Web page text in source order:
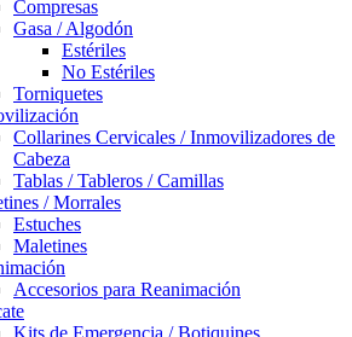
Compresas
Gasa / Algodón
Estériles
No Estériles
Torniquetes
Collarines Cervicales / Inmovilizadores de
Cabeza
Tablas / Tableros / Camillas
/ Morrales
Estuches
Maletines
Accesorios para Reanimación
Kits de Emergencia / Botiquines